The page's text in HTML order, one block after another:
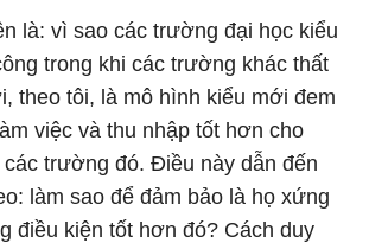
là: vì sao các trường đại học kiểu
trong khi các trường khác thất
theo tôi, là mô hình kiểu mới đem
việc và thu nhập tốt hơn cho
trường đó. Điều này dẫn đến
làm sao để đảm bảo là họ xứng
điều kiện tốt hơn đó? Cách duy